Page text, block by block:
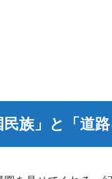
族」と「道